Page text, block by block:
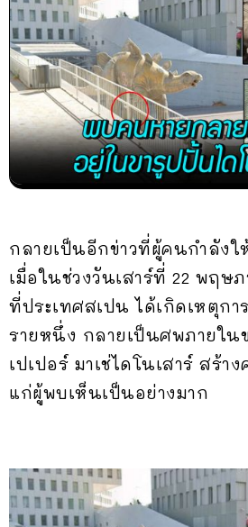
กลายเป็นอีกข่าวที่ผู้คนกำลังใ
เมื่อในช่วงวันเสาร์ที่ 22 พฤษ
ที่ประเทศสเปน ได้เกิดเหตุก
รายหนึ่ง กลายเป็นศพภายใน
เปเปอร์ มาเช่ไดโนเสาร์ สร้า
แก่ผู้พบเห็นเป็นอย่างมาก